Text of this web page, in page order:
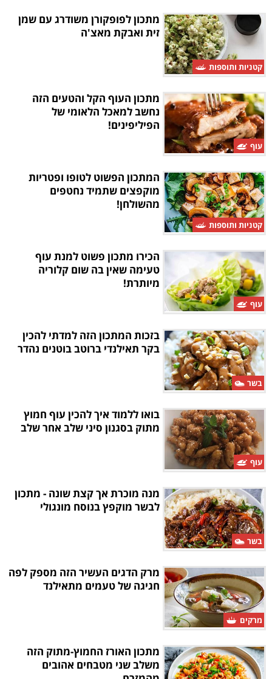
קטניות ותוספות
מתכון לפופקורן משודרג עם שמן
זית ואבקת מאצ'ה
עוף
מתכון העוף הקל והטעים הזה
נחשב למאכל הלאומי של
הפיליפינים!
קטניות ותוספות
המתכון הפשוט לטופו ופטריות
מוקפצים שתמיד נחטפים
מהשולחן!
עוף
הכירו מתכון פשוט למנת עוף
טעימה שאין בה שום קלוריה
מיותרת!
בשר
בזכות המתכון הזה למדתי להכין
בקר תאילנדי ברוטב בוטנים נהדר
עוף
בואו ללמוד איך להכין עוף חמוץ
מתוק בסגנון סיני שלב אחר שלב
בשר
מנה מוכרת אך קצת שונה - מתכון
לבשר מוקפץ בנוסח מונגולי
מרקים
מרק הדגים העשיר הזה מספק לפה
חגיגה של טעמים מתאילנד
מתכון האורז החמוץ-מתוק הזה
משלב שני מטבחים אהובים